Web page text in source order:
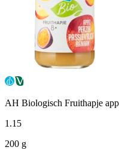
AH Biologisch Fruithapje
1.15
200 g